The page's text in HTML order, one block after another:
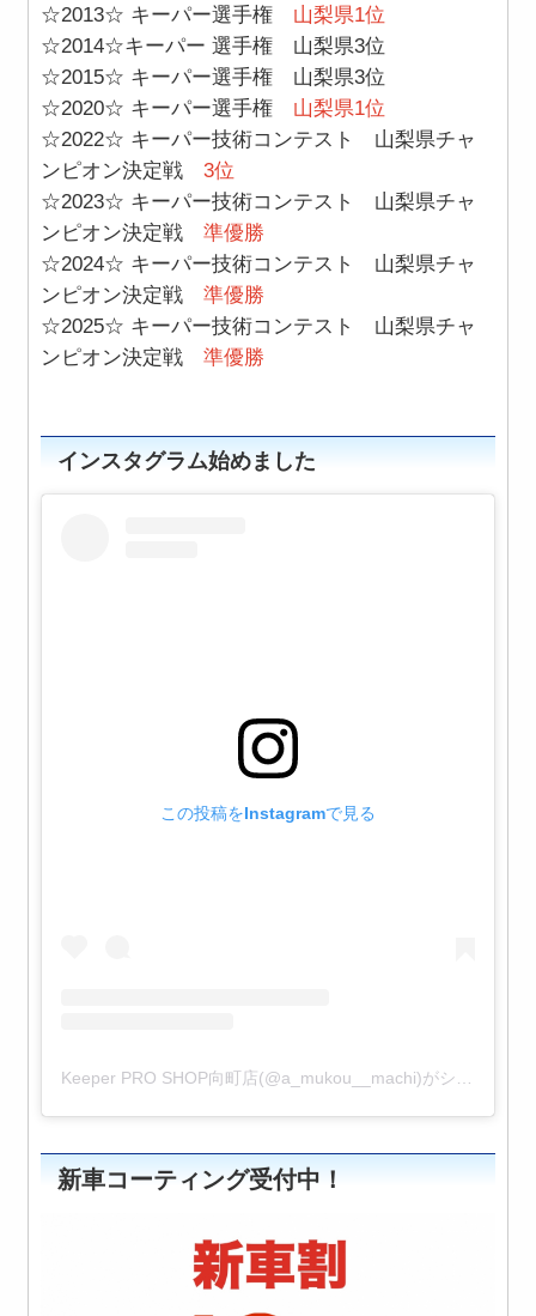
☆2013☆ キーパー選手権 山梨県1位
☆2014☆キーパー 選手権 山梨県3位
☆2015☆ キーパー選手権 山梨県3位
☆2020☆ キーパー選手権 山梨県1位
☆2022☆ キーパー技術コンテスト 山梨県チャ
ンピオン決定戦3位
☆2023☆ キーパー技術コンテスト 山梨県チャ
ンピオン決定戦準優勝
☆2024☆ キーパー技術コンテスト 山梨県チャ
ンピオン決定戦準優勝
☆2025☆ キーパー技術コンテスト 山梨県チャ
ンピオン決定戦準優勝
インスタグラム始めました
この投稿をInstagramで見る
新車コーティング受付中！